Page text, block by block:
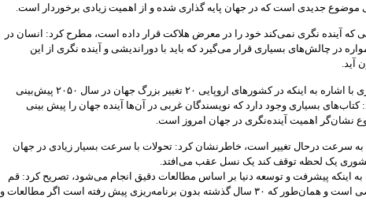
موضوع جدیدی است که در جهان پایه گذاری شده و از اهمیت زیادی برخوردار است.
که آینده نگری نمی‌کند خود را در معرض هلاکت قرار داده است، مطرح کرد: انسان در
در چالش‌های بسیاری قرار می‌گیرد که باید با دوراندیشی و آینده نگری از این
آید.
وزیر سابق دادگستری با اشاره به اینکه در کشورهای اروپایی ۲۰ تغییر بزرگ جهان در سال ۲۰۵۰ پیش‌بینی
کتاب‌های بسیاری وجود دارد که نویسندگان غربی در آن‌ها آینده جهان را پیش بینی
نشان‌گر اهمیت آینده‌نگری در جهان امروز است.
به سرعت درحال تغییر است، خاطرنشان کرد: تحولات با سرعت بسیار زیادی در جهان
یک لحظه توقف کند یک نسل عقب می‌افتد.
به اینکه پیشرفت و توسعه دنیا بر اساس مطالعات دقیق انجام می‌شود، تصریح کرد: قم
دارای هویت مشخصی است و همان‌طور که ۳۰ سال گذشته بدون برنامه‌ریزی پیش رفته است اگر مطالعات و